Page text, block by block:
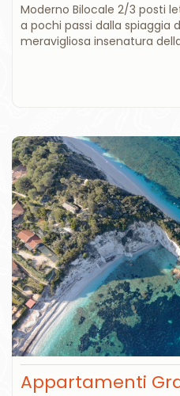
Moderno Bilocale 2/3 posti
a pochi passi dalla spiaggia
meravigliosa insenatura
Appartamenti